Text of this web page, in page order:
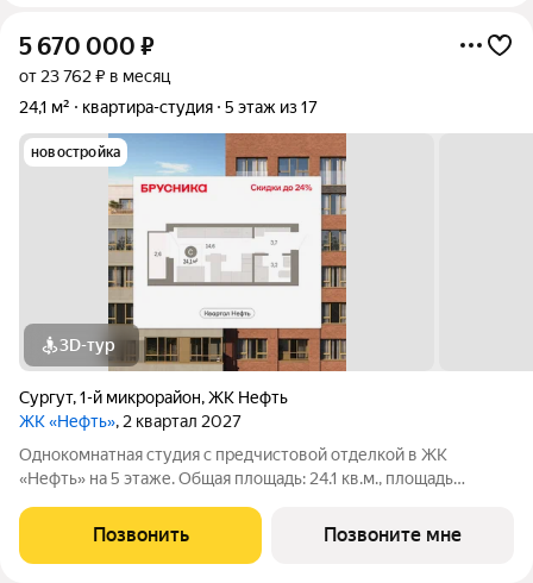
5 670 000 ₽
от 23 762 ₽ в месяц
24,1 м²
квартира-студия 5 этаж из 17
новостройка
3D-тур
Сургут,1-й микрорайон,ЖК Нефть
ЖК «Нефть», 2 квартал 2027
Однокомнатная студия с предчистовой отделкой в ЖК
«Нефть» на 5 этаже. Общая площадь: 24.1 кв.м., площадь
кухонную зону. Все окна выходят на одну сторону. В квартире
один балкон, один совмещенный
Позвонить Позвоните мне